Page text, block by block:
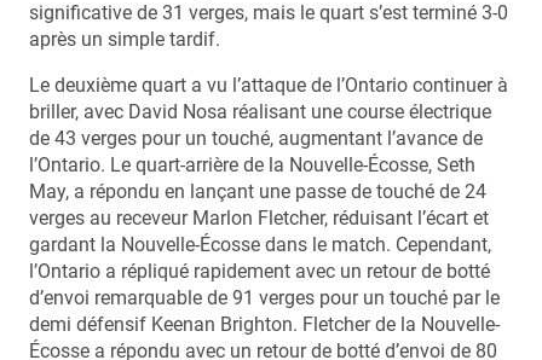
significative de 31 verges, mais le quart s’est terminé 3-0
après un simple tardif.
Le deuxième quart a vu l’attaque de l’Ontario continuer à
briller, avec David Nosa réalisant une course électrique
de 43 verges pour un touché, augmentant l’avance de
l’Ontario. Le quart-arrière de la Nouvelle-Écosse, Seth
May, a répondu en lançant une passe de touché de 24
verges au receveur Marlon Fletcher, réduisant l’écart et
gardant la Nouvelle-Écosse dans le match. Cependant,
l’Ontario a répliqué rapidement avec un retour de botté
d’envoi remarquable de 91 verges pour un touché par le
demi défensif Keenan Brighton. Fletcher de la Nouvelle-
Écosse a répondu avec un retour de botté d’envoi de 80